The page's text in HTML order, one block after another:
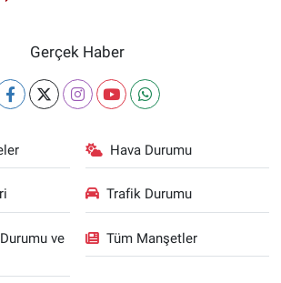
Gerçek Haber
Hava Durumu
Trafik Durumu
ve
Tüm Manşetler